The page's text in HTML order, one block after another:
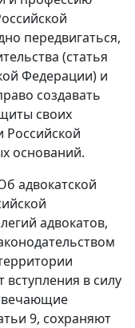
передвигаться,
(статья
Федерации) и
создавать
своих
Российской
оснований.
адвокатской
адвокатов,
в силу
9, сохраняют